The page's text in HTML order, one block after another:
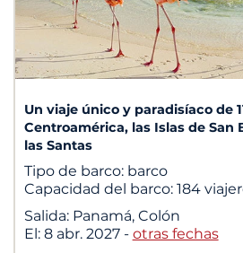
Un viaje único y paradisíaco de
Centroamérica, las Islas de San
las Santas
Tipo de barco: barco
Capacidad del barco: 184
Salida: Panamá, Colón
El: 8 abr. 2027 - otras fechas